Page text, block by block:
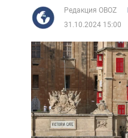
Редакция OBOZ
31.10.2024 15:00